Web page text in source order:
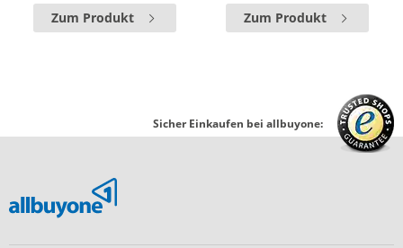
Zum Produkt Zum Produkt
Sicher Einkaufen bei allbuyone: